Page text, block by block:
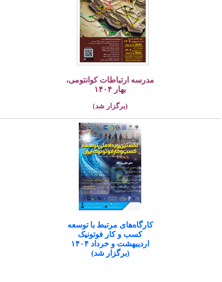
مدرسه ارتباطات کوانتومی،
بهار ۱۴۰۴
(برگزار شد)
کارگاه‌های مرتبط با توسعه
کسب و کار فوتونیک
اردیبهشت و خرداد ۱۴۰۴
(برگزار شد)